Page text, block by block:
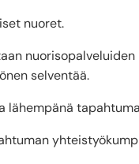
nuoret.
selventää.
lähempänä